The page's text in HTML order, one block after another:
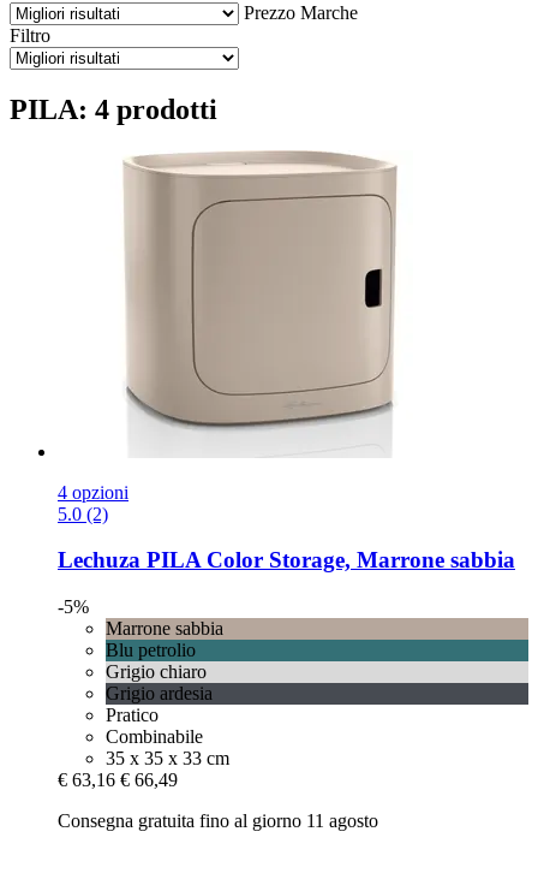
Prezzo Marche
Filtro
PILA: 4 prodotti
4 opzioni
5.0 (2)
Lechuza PILA Color Storage, Marrone sabbia
-5%
Marrone sabbia
Blu petrolio
Grigio chiaro
Grigio ardesia
Pratico
Combinabile
35 x 35 x 33 cm
€ 63,16 € 66,49
Consegna gratuita fino al giorno 11 agosto